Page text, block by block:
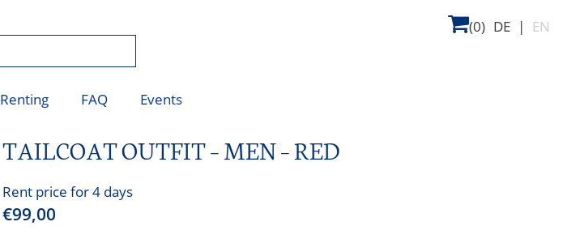
(0) DE | EN
Renting FAQ Events
TAILCOAT OUTFIT – MEN – RED
Rent price for 4 days
€99,00